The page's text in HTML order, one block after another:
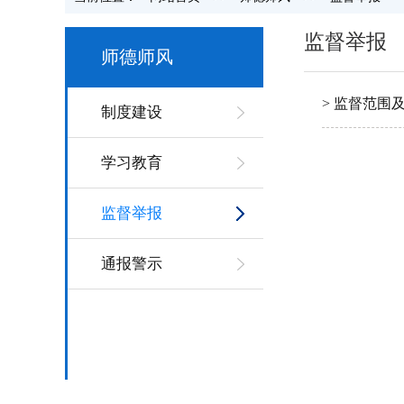
师德师风
制度建设
学习教育
监督举报
通报警示
监督举报
> 监督范围